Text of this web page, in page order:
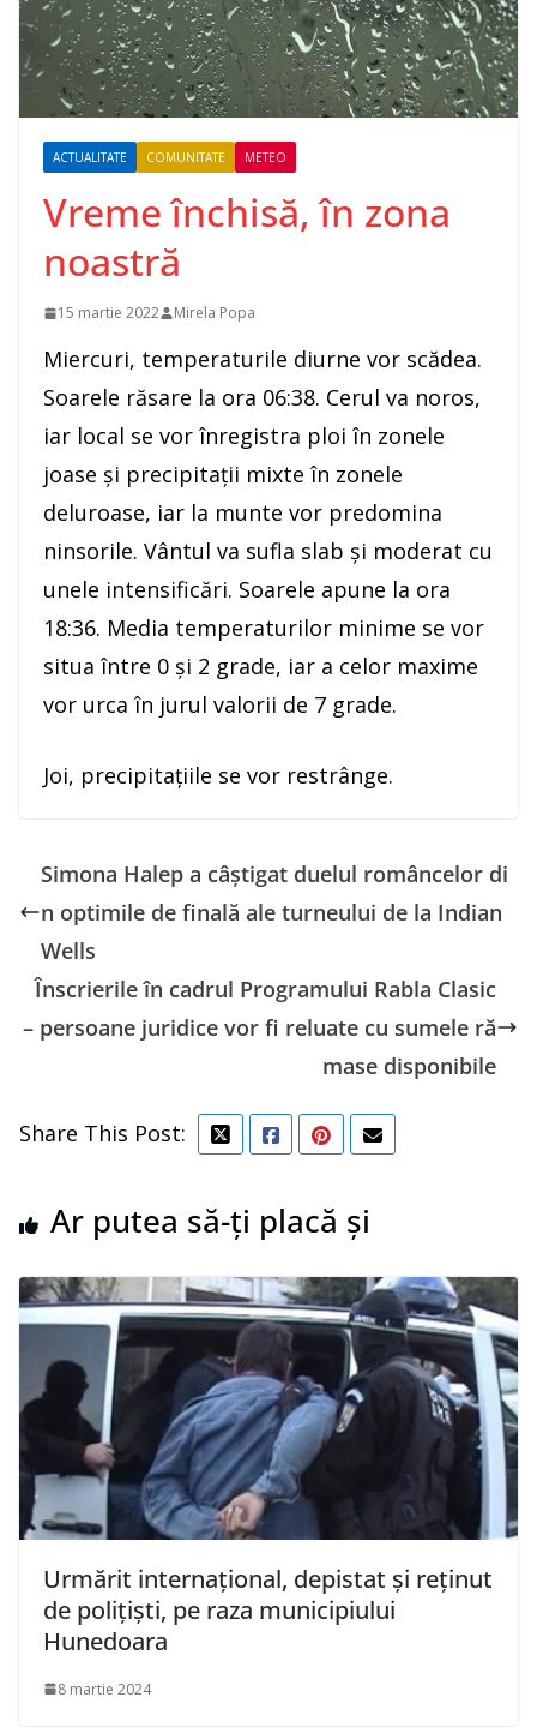
ACTUALITATE COMUNITATE METEO
Vreme închisă, în zona
noastră
15 martie 2022 Mirela Popa
Miercuri, temperaturile diurne vor scădea.
Soarele răsare la ora 06:38. Cerul va noros,
iar local se vor înregistra ploi în zonele
joase și precipitații mixte în zonele
deluroase, iar la munte vor predomina
ninsorile. Vântul va sufla slab și moderat cu
unele intensificări. Soarele apune la ora
18:36. Media temperaturilor minime se vor
situa între 0 și 2 grade, iar a celor maxime
vor urca în jurul valorii de 7 grade.
Joi, precipitațiile se vor restrânge.
Simona Halep a câştigat duelul româncelor di
n optimile de finală ale turneului de la Indian
Wells
Înscrierile în cadrul Programului Rabla Clasic
– persoane juridice vor fi reluate cu sumele ră
mase disponibile
Share This Post:
Ar putea să-ți placă și
Urmărit internațional, depistat și reținut
de polițiști, pe raza municipiului
Hunedoara
8 martie 2024